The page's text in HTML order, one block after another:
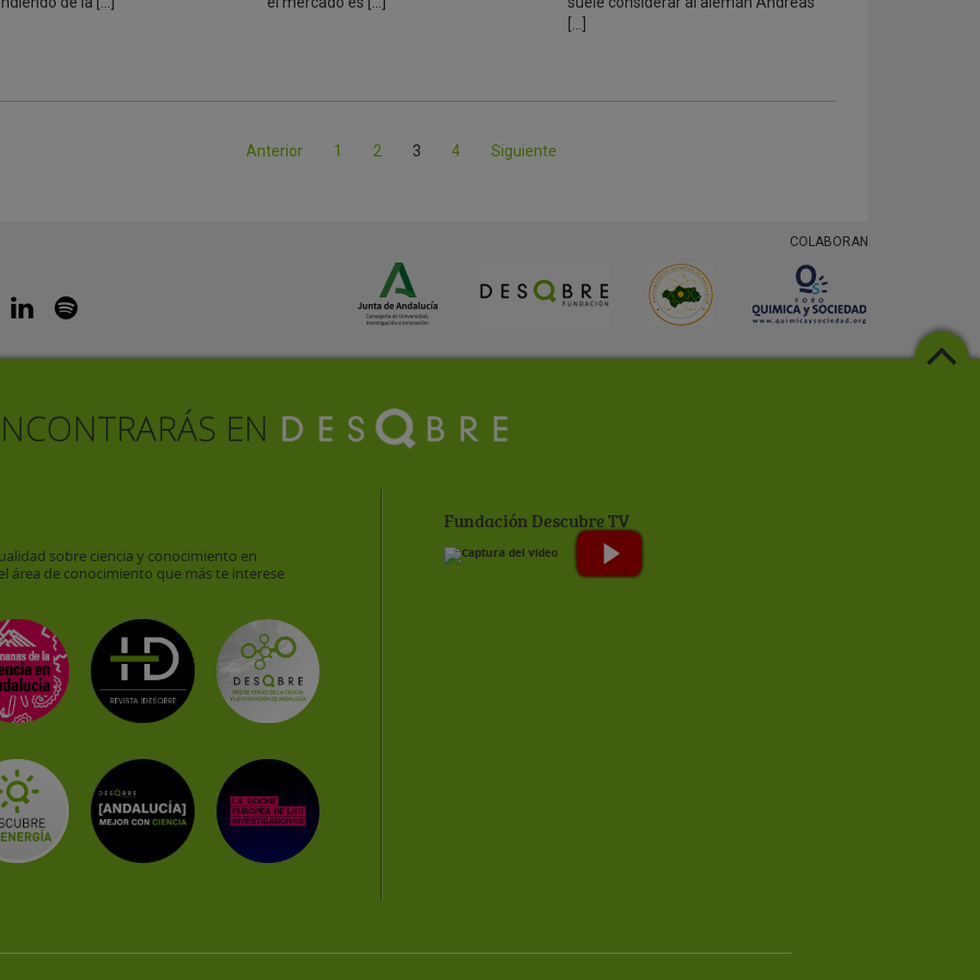
Anterior 1 2 3 4 Siguiente
COLABORAN
sobre ciencia y conocimiento en
área de conocimiento que más te interese
Fundación Descubre TV